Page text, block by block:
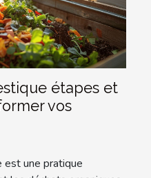
étapes et
vos
une pratique